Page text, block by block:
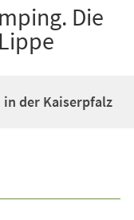
Die
in der Kaiserpfalz